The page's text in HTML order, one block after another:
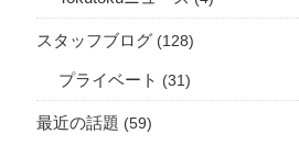
スタッフブログ (128)
プライベート (31)
最近の話題 (59)